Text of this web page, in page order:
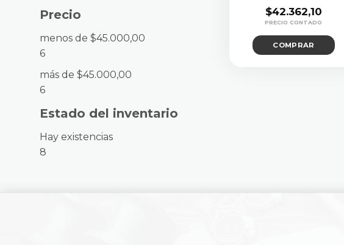
Precio
menos de $45.000,00
6
más de $45.000,00
6
Estado del inventario
Hay existencias
8
$42.362,10
COMPRAR